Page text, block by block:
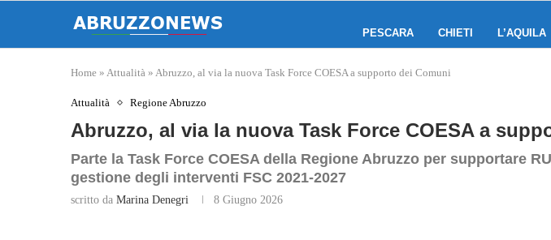
PESCARA CHIETI L’AQUILA
Home » Attualità » Abruzzo, al via la nuova Task Force COESA a supporto dei Comuni
Attualità Regione Abruzzo
Abruzzo, al via la nuova Task Force COESA a
Parte la Task Force COESA della Regione Abruzzo per supportare
gestione degli interventi FSC 2021-2027
scritto da Marina Denegri 8 Giugno 2026